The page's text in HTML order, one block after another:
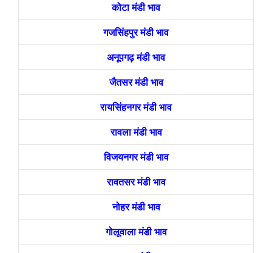
कोटा मंडी भाव
गजसिंहपुर मंडी भाव
अनूपगढ़ मंडी भाव
जैतसर मंडी भाव
रायसिंहनगर मंडी भाव
रावला मंडी भाव
विजयनगर मंडी भाव
रावतसर मंडी भाव
नोहर मंडी भाव
गोलूवाला मंडी भाव